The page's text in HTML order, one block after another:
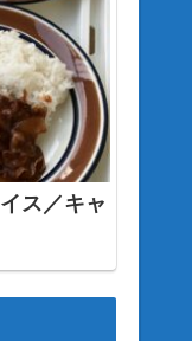
ス／キャ